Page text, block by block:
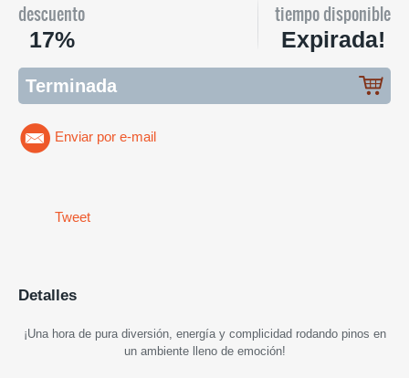
descuento
17%
tiempo disponible
Expirada!
Terminada
Enviar por e-mail
Tweet
Detalles
¡Una hora de pura diversión, energía y complicidad rodando pinos en
un ambiente lleno de emoción!